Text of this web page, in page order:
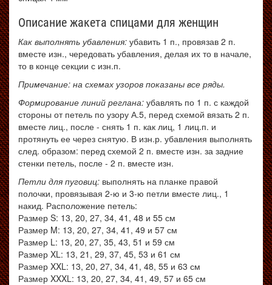
Описание жакета спицами для женщин
Как выполнять убавления: убавить 1 п., провязав 2 п.
вместе изн., чередовать убавления, делая их то в начале,
то в конце секции с изн.п.
Примечание: на схемах узоров показаны все ряды.
Формирование линий реглана: убавлять по 1 п. с каждой
стороны от петель по узору А.5, перед схемой вязать 2 п.
вместе лиц., после - снять 1 п. как лиц, 1 лиц.п. и
протянуть ее через снятую. В изн.р. убавления выполнять
след. образом: перед схемой 2 п. вместе изн. за задние
стенки петель, после - 2 п. вместе изн.
Петли для пуговиц: выполнять на планке правой
полочки, провязывая 2-ю и 3-ю петли вместе лиц., 1
накид. Расположение петель:
Размер S: 13, 20, 27, 34, 41, 48 и 55 см
Размер M: 13, 20, 27, 34, 41, 49 и 57 см
Размер L: 13, 20, 27, 35, 43, 51 и 59 см
Размер XL: 13, 21, 29, 37, 45, 53 и 61 см
Размер XXL: 13, 20, 27, 34, 41, 48, 55 и 63 см
Размер XXXL: 13, 20, 27, 34, 41, 49, 57 и 65 см